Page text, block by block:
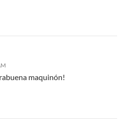
maquinón!